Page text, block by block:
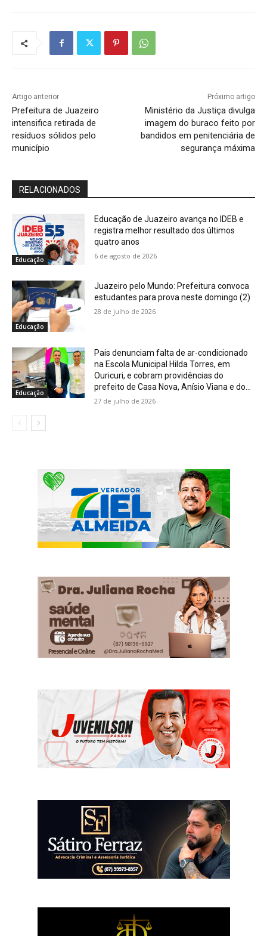
Artigo anterior
Prefeitura de Juazeiro
intensifica retirada de
resíduos sólidos pelo
município
Próximo artigo
Ministério da Justiça divulga
imagem do buraco feito por
bandidos em penitenciária de
segurança máxima
RELACIONADOS
Educação
Educação de Juazeiro avança no IDEB e
registra melhor resultado dos últimos
quatro anos
6 de agosto de 2026
Educação
Juazeiro pelo Mundo: Prefeitura convoca
estudantes para prova neste domingo (2)
28 de julho de 2026
Educação
Pais denunciam falta de ar-condicionado
na Escola Municipal Hilda Torres, em
Ouricuri, e cobram providências do
prefeito de Casa Nova, Anísio Viana e do...
27 de julho de 2026